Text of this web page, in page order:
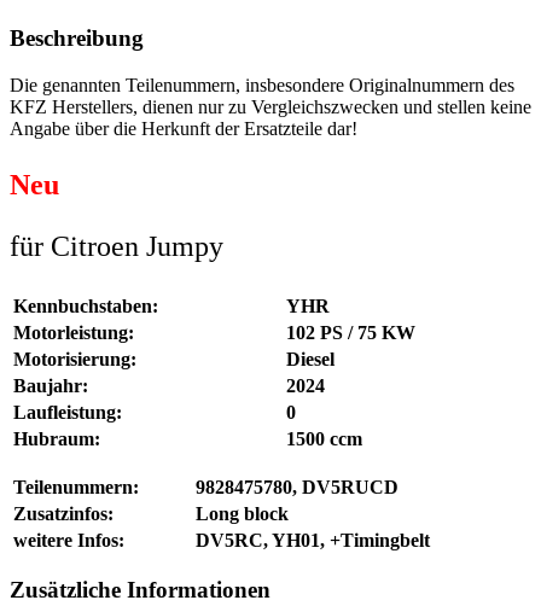
Beschreibung
Die genannten Teilenummern, insbesondere Originalnummern des
KFZ Herstellers, dienen nur zu Vergleichszwecken und stellen keine
Angabe über die Herkunft der Ersatzteile dar!
Neu
für Citroen Jumpy
Kennbuchstaben:
YHR
Motorleistung:
102 PS / 75 KW
Motorisierung:
Diesel
Baujahr:
2024
Laufleistung:
0
Hubraum:
1500 ccm
Teilenummern:
9828475780, DV5RUCD
Zusatzinfos:
Long block
weitere Infos:
DV5RC, YH01, +Timingbelt
Zusätzliche Informationen